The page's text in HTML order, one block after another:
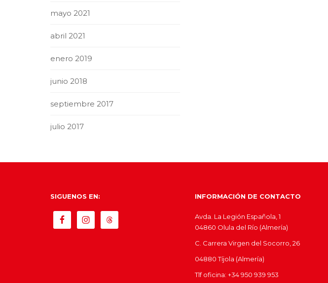
mayo 2021
abril 2021
enero 2019
junio 2018
septiembre 2017
julio 2017
SIGUENOS EN: INFORMACIÓN DE CONTACTO
Avda. La Legión Española, 1
04860 Olula del Río (Almería)
C. Carrera Virgen del Socorro, 26
04880 Tíjola (Almería)
Tlf oficina: +34 950 939 953